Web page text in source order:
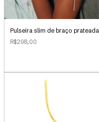
Pulseira slim de braço prateada
R$298,00